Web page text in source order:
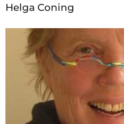
Helga Coning